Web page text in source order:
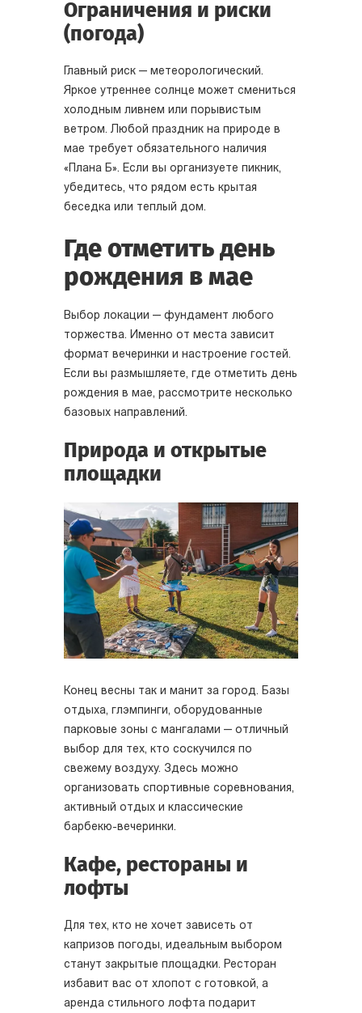
Ограничения и риски
(погода)
Главный риск — метеорологический.
Яркое утреннее солнце может смениться
холодным ливнем или порывистым
ветром. Любой праздник на природе в
мае требует обязательного наличия
«Плана Б». Если вы организуете пикник,
убедитесь, что рядом есть крытая
беседка или теплый дом.
Где отметить день
рождения в мае
Выбор локации — фундамент любого
торжества. Именно от места зависит
формат вечеринки и настроение гостей.
Если вы размышляете, где отметить день
рождения в мае, рассмотрите несколько
базовых направлений.
Природа и открытые
площадки
Конец весны так и манит за город. Базы
отдыха, глэмпинги, оборудованные
парковые зоны с мангалами — отличный
выбор для тех, кто соскучился по
свежему воздуху. Здесь можно
организовать спортивные соревнования,
активный отдых и классические
барбекю-вечеринки.
Кафе, рестораны и
лофты
Для тех, кто не хочет зависеть от
капризов погоды, идеальным выбором
станут закрытые площадки. Ресторан
избавит вас от хлопот с готовкой, а
аренда стильного лофта подарит